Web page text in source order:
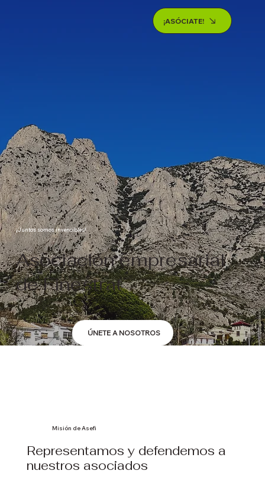
¡ASÓCIATE!
¡Juntos somos invencibles!
Asociación empresarial
de Finestrat
ÚNETE A NOSOTROS
Representamos y defendemos a
nuestros asociados
Misión de Asefi